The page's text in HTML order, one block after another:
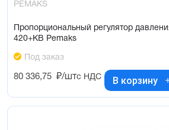
PEMAKS
Пропорциональный регулятор
420+KB Pemaks
Под заказ
80 336,75 ₽/штс НДС В корзину